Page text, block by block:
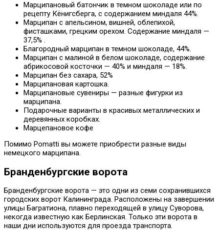
Марципановый батончик в темном шоколаде или по
рецепту Кёнигсберга, с содержанием миндаля 44%.
Марципан с апельсином, вишней, облепихой,
фисташками, грецким орехом. Содержание миндаля —
37,5% .
Благородный марципан в темном шоколаде, 44%.
Марципан с малиной в белом шоколаде, содержание
абрикосовой косточки — 40% и миндаля — 18%.
Марципан без сахара, 52%
Марципановая картошка.
Марципановые сувениры — разные фигурки из
марципана.
Подарочные варианты в красивых металлических и
деревянных коробках.
Марцепановое кофе
Помимо Pomatti вы можете приобрести разные виды
немецкого марципана.
Бранденбургские ворота
Бранденбургские ворота — это одни из семи сохранившихся
городских ворот Калининграда. Расположены на завершении
улицы Багратиона, плавно переходящей в улицу Суворова,
некогда известную как Берлинская. Только эти ворота в
наши дни используются для проезда транспорта.